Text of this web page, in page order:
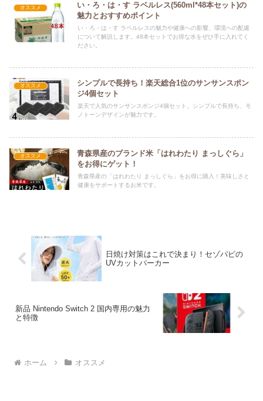
オススメ
い・ろ・は・す ラベルレス(560ml*48本セット)の
魅力とおすすめポイント
い・ろ・は・す ラベルレスの魅力や健康への影響、環境への配慮
について解説します。48本セットでお得な水をぜひ手に入れてく
ださい。
オススメ
シンプルで長持ち！楽天総合1位のサンサンスポン
ジ4個セット
楽天で人気のサンサンスポンジ4個セット。シンプルで長持ち、モ
ノトーンデザインが魅力です。
オススメ
青森県産のブランド米「はれわたり まっしぐら」
をお得にゲット！
青森県産の「はれわたり まっしぐら」をお得に購入！美味しさと
健康をサポートするお米です。
日焼け対策はこれで決まり！セゾパピの
UVカットパーカー
新品 Nintendo Switch 2 国内専用の魅力
と特徴
ホーム オススメ